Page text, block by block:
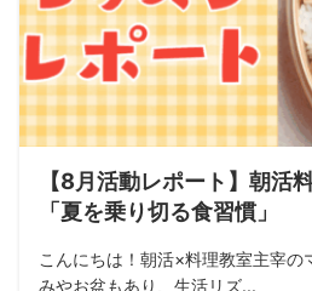
【8月活動レポート】朝活
「夏を乗り切る食習慣」
こんにちは！朝活×料理教室主宰
みやお盆もあり、生活リズ...